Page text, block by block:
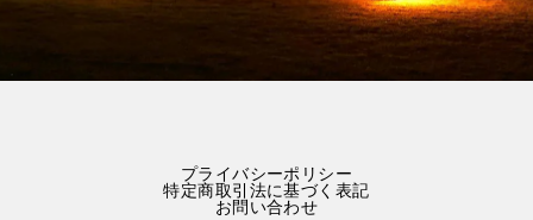
プライバシーポリシー
特定商取引法に基づく表記
お問い合わせ